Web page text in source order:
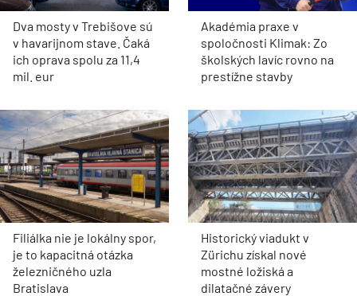
Dva mosty v Trebišove sú
v havarijnom stave. Čaká
ich oprava spolu za 11,4
mil. eur
Akadémia praxe v
spoločnosti Klimak: Zo
školských lavíc rovno na
prestížne stavby
Filiálka nie je lokálny spor,
je to kapacitná otázka
železničného uzla
Bratislava
Historický viadukt v
Zürichu získal nové
mostné ložiská a
dilatačné závery